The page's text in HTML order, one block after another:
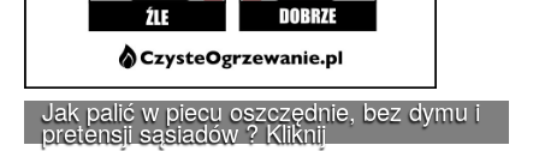
Jak palić w piecu oszczędnie, bez dymu i
pretensji sąsiadów ? Kliknij